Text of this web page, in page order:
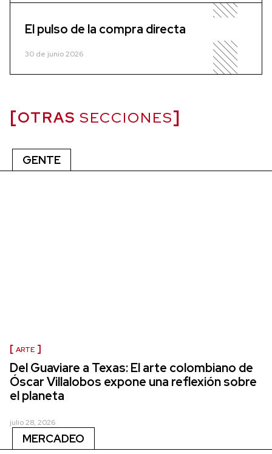
El pulso de la compra directa
30 de junio 2026
OTRAS SECCIONES
GENTE
ARTE
Del Guaviare a Texas: El arte colombiano de
Óscar Villalobos expone una reflexión sobre
el planeta
julio 28, 2026
MERCADEO